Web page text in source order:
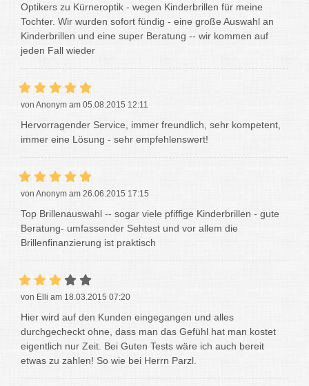
Optikers zu Kürneroptik - wegen Kinderbrillen für meine
Tochter. Wir wurden sofort fündig - eine große Auswahl an
Kinderbrillen und eine super Beratung -- wir kommen auf
jeden Fall wieder
von Anonym am 05.08.2015 12:11
Hervorragender Service, immer freundlich, sehr kompetent,
immer eine Lösung - sehr empfehlenswert!
von Anonym am 26.06.2015 17:15
Top Brillenauswahl -- sogar viele pfiffige Kinderbrillen - gute
Beratung- umfassender Sehtest und vor allem die
Brillenfinanzierung ist praktisch
von Elli am 18.03.2015 07:20
Hier wird auf den Kunden eingegangen und alles
durchgecheckt ohne, dass man das Gefühl hat man kostet
eigentlich nur Zeit. Bei Guten Tests wäre ich auch bereit
etwas zu zahlen! So wie bei Herrn Parzl.